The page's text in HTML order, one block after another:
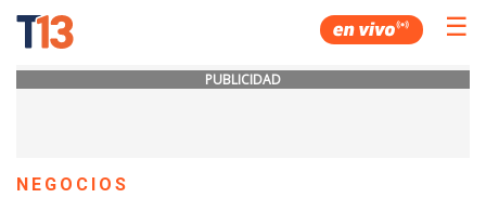
☰
PUBLICIDAD
NEGOCIOS